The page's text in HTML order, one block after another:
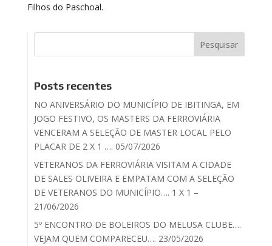
Filhos do Paschoal.
Posts recentes
NO ANIVERSÁRIO DO MUNICÍPIO DE IBITINGA, EM
JOGO FESTIVO, OS MASTERS DA FERROVIÁRIA
VENCERAM A SELEÇÃO DE MASTER LOCAL PELO
PLACAR DE 2 X 1 …. 05/07/2026
VETERANOS DA FERROVIÁRIA VISITAM A CIDADE
DE SALES OLIVEIRA E EMPATAM COM A SELEÇÃO
DE VETERANOS DO MUNICÍPIO…. 1 X 1 –
21/06/2026
5º ENCONTRO DE BOLEIROS DO MELUSA CLUBE….
VEJAM QUEM COMPARECEU…. 23/05/2026